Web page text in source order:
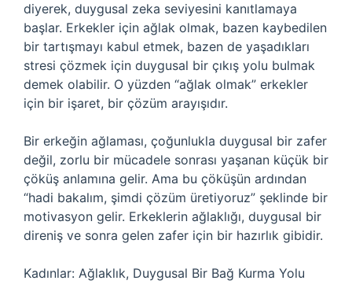
diyerek, duygusal zeka seviyesini kanıtlamaya
başlar. Erkekler için ağlak olmak, bazen kaybedilen
bir tartışmayı kabul etmek, bazen de yaşadıkları
stresi çözmek için duygusal bir çıkış yolu bulmak
demek olabilir. O yüzden “ağlak olmak” erkekler
için bir işaret, bir çözüm arayışıdır.
Bir erkeğin ağlaması, çoğunlukla duygusal bir zafer
değil, zorlu bir mücadele sonrası yaşanan küçük bir
çöküş anlamına gelir. Ama bu çöküşün ardından
“hadi bakalım, şimdi çözüm üretiyoruz” şeklinde bir
motivasyon gelir. Erkeklerin ağlaklığı, duygusal bir
direniş ve sonra gelen zafer için bir hazırlık gibidir.
Kadınlar: Ağlaklık, Duygusal Bir Bağ Kurma Yolu